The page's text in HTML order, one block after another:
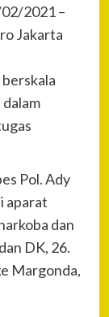
2021 –
Jakarta
Pol. Ady
aparat
dan
DK, 26.
Margonda,